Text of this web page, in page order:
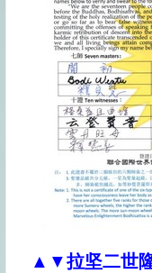
▲▼拉坚二世